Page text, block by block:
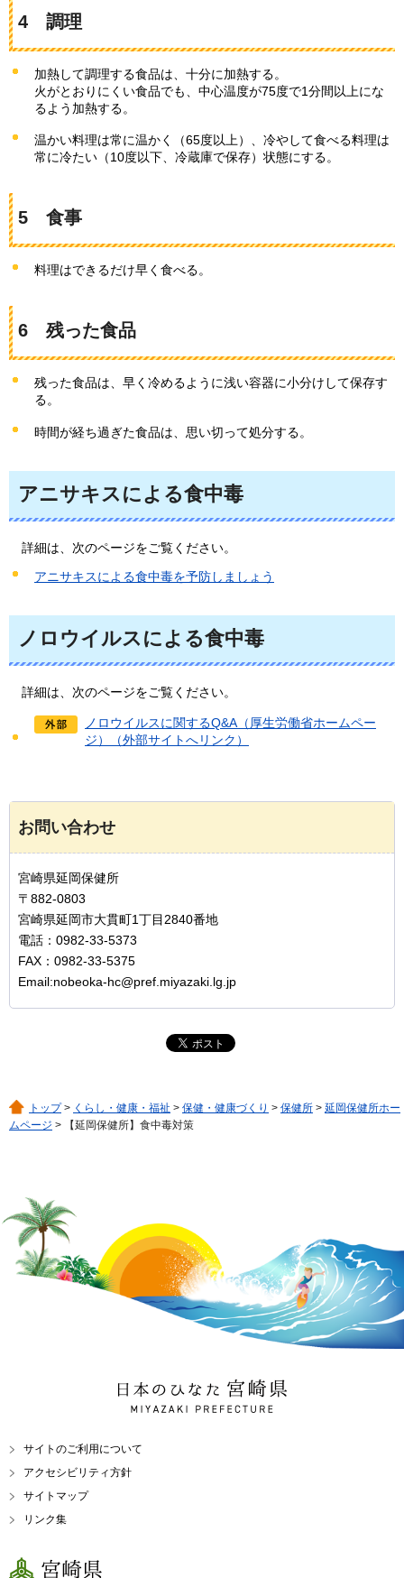
4 調理
加熱して調理する食品は、十分に加熱する。
火がとおりにくい食品でも、中心温度が75度で1分間以上にな
るよう加熱する。
温かい料理は常に温かく（65度以上）、冷やして食べる料理は
常に冷たい（10度以下、冷蔵庫で保存）状態にする。
5 食事
料理はできるだけ早く食べる。
6 残った食品
残った食品は、早く冷めるように浅い容器に小分けして保存す
る。
時間が経ち過ぎた食品は、思い切って処分する。
アニサキスによる食中毒
詳細は、次のページをご覧ください。
アニサキスによる食中毒を予防しましょう
ノロウイルスによる食中毒
詳細は、次のページをご覧ください。
ノロウイルスに関するQ&A（厚生労働省ホームペー
ジ）（外部サイトへリンク）
お問い合わせ
宮崎県延岡保健所
〒882-0803
宮崎県延岡市大貫町1丁目2840番地
電話：0982-33-5373
FAX：0982-33-5375
Email:nobeoka-hc@pref.miyazaki.lg.jp
トップ> くらし・健康・福祉 > 保健・健康づくり > 保健所 > 延岡保健所ホー
ムページ > 【延岡保健所】食中毒対策
日本のひなた 宮崎県
MIYAZAKI PREFECTURE
サイトのご利用について
アクセシビリティ方針
サイトマップ
リンク集
宮崎県